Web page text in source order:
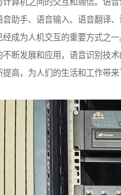
计算机之间的交互和通信。语
音助手、语音输入、语音翻译
经成为人机交互的重要方式之
不断发展和应用，语音识别技
提高，为人们的生活和工作带